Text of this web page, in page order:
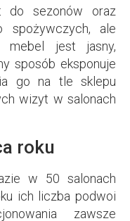
do sezonów oraz
spożywczych, ale
mebel jest jasny,
sposób eksponuje
go na tle sklepu
wizyt w salonach
roku
w 50 salonach
ich liczba podwoi
zawsze